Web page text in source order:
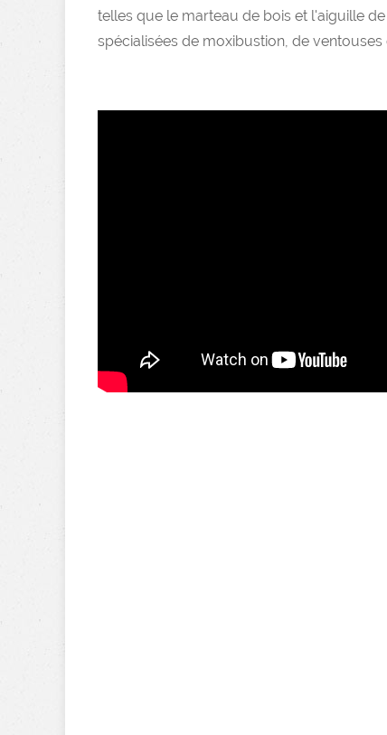
telles que le marteau de bois et l'aiguille
spécialisées de moxibustion, de ventouses